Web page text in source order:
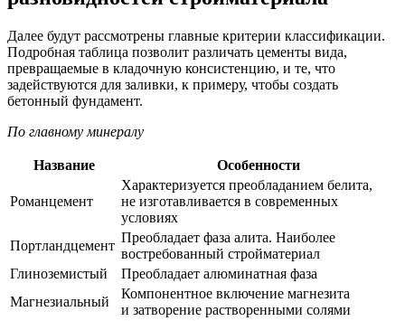
Далее будут рассмотрены главные критерии классификации.
Подробная таблица позволит различать цементы вида,
превращаемые в кладочную консистенцию, и те, что
задействуются для заливки, к примеру, чтобы создать
бетонный фундамент.
По главному минералу
Название Особенности
Романцемент
Характеризуется преобладанием белита,
не изготавливается в современных
условиях
Портландцемент
Преобладает фаза алита. Наиболее
востребованный стройматериал
Глиноземистый
Преобладает алюминатная фаза
Магнезиальный
Компонентное включение магнезита
и затворение растворенными солями